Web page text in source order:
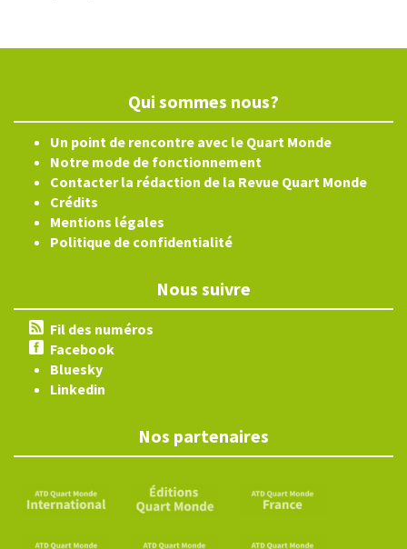
Qui sommes nous?
Un point de rencontre avec le Quart Monde
Notre mode de fonctionnement
Contacter la rédaction de la Revue Quart Monde
Crédits
Mentions légales
Politique de confidentialité
Nous suivre
Fil des numéros
Facebook
Bluesky
Linkedin
Nos partenaires